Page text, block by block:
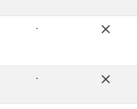
- close
- close